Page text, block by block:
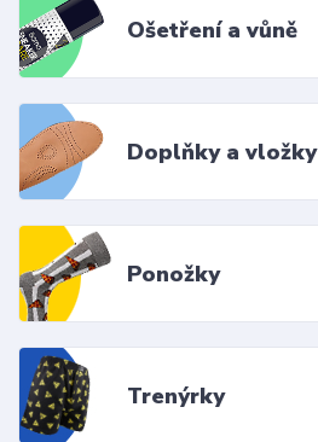
Ošetření a vůně
Doplňky a vložky
Ponožky
Trenýrky